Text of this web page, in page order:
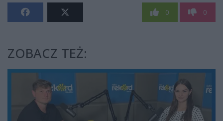
0 0
ZOBACZ TEŻ: